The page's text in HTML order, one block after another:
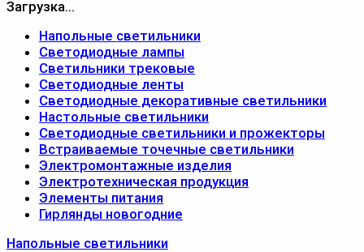
Загрузка...
Напольные светильники
Светодиодные лампы
Светильники трековые
Светодиодные ленты
Светодиодные декоративные светильники
Настольные светильники
Светодиодные светильники и прожекторы
Встраиваемые точечные светильники
Электромонтажные изделия
Электротехническая продукция
Элементы питания
Гирлянды новогодние
Напольные светильники